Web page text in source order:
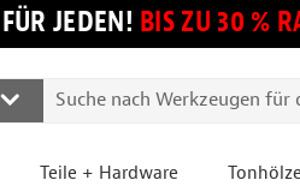
JEDEN! BIS ZU 30 %
Teile + Hardware